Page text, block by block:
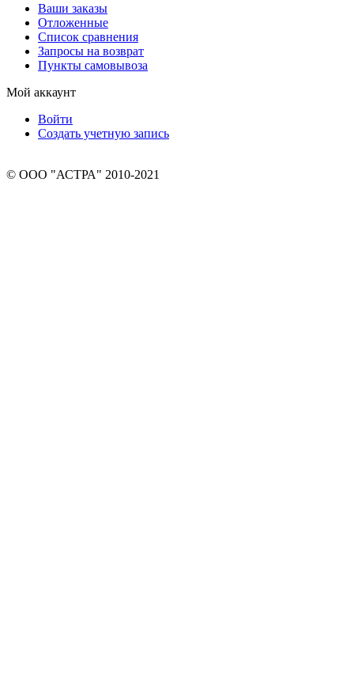
Ваши заказы
Отложенные
Список сравнения
Запросы на возврат
Пункты самовывоза
Мой аккаунт
Войти
Создать учетную запись
© ООО "АСТРА" 2010-2021